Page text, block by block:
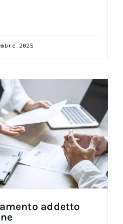
2025
addetto